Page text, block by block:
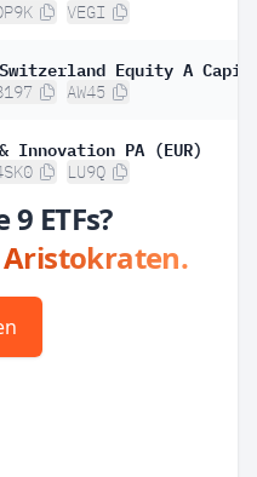
VEGI
AW45
PA (EUR)
LU9Q
ETFs?